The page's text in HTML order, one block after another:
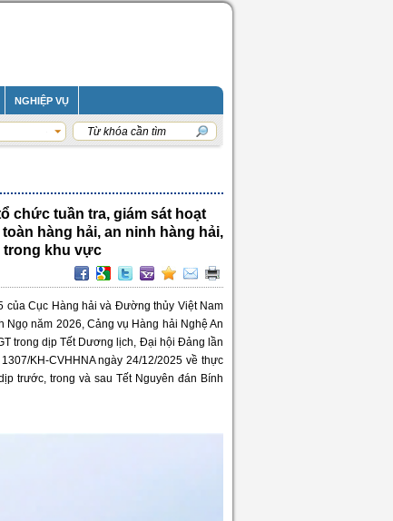
NGHIỆP VỤ
chức tuần tra, giám sát hoạt
hàng hải, an ninh hàng hải,
trong khu vực
Cục Hàng hải và Đường thủy Việt Nam
Ngọ năm 2026, Cảng vụ Hàng hải Nghệ An
trong dịp Tết Dương lịch, Đại hội Đảng lần
KH-CVHHNA ngày 24/12/2025 về thực
trước, trong và sau Tết Nguyên đán Bính